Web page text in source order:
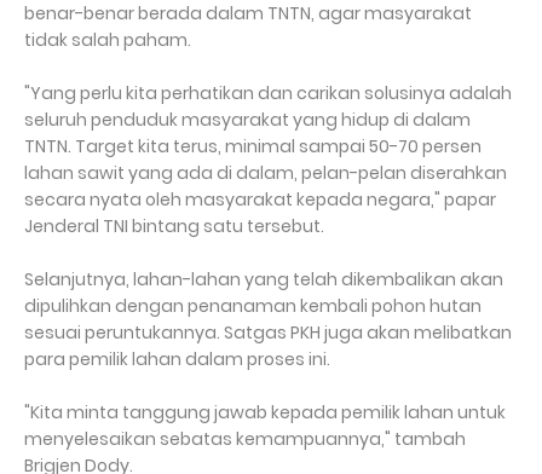
benar-benar berada dalam TNTN, agar masyarakat
tidak salah paham.
"Yang perlu kita perhatikan dan carikan solusinya adalah
seluruh penduduk masyarakat yang hidup di dalam
TNTN. Target kita terus, minimal sampai 50-70 persen
lahan sawit yang ada di dalam, pelan-pelan diserahkan
secara nyata oleh masyarakat kepada negara," papar
Jenderal TNI bintang satu tersebut.
Selanjutnya, lahan-lahan yang telah dikembalikan akan
dipulihkan dengan penanaman kembali pohon hutan
sesuai peruntukannya. Satgas PKH juga akan melibatkan
para pemilik lahan dalam proses ini.
"Kita minta tanggung jawab kepada pemilik lahan untuk
menyelesaikan sebatas kemampuannya," tambah
Brigjen Dody.